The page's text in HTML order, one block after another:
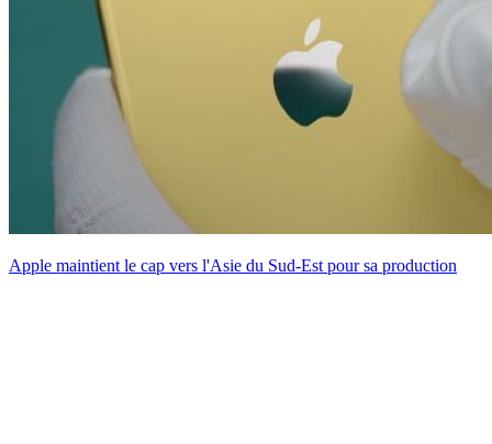
Apple maintient le cap vers l'Asie du Sud-Est pour sa production